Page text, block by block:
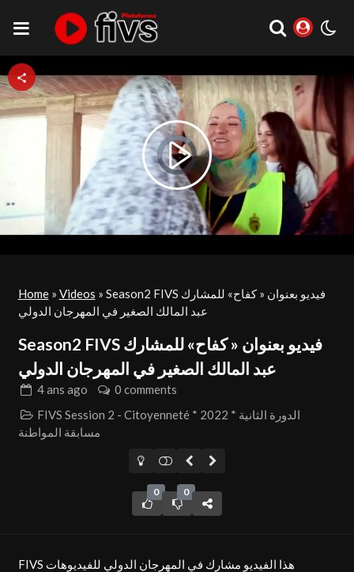
Video
Player
is
loading.
Play
Video
Home» Videos » Season2 FIVS فيديو بعنوان « كفاح» للمشارك
عبد المالك الصغير في المهرجان الدولي
Season2 FIVS فيديو بعنوان « كفاح» للمشارك
عبد المالك الصغير في المهرجان الدولي
4 ans ago
0 comments
FIVS Session 2 - Citoyenneté * 2022 * الدورة الثانية
مسابقة المواطنة
0 0
FIVS هذا الفيديو مشارك في المهرجان الدولي للفيديوهات